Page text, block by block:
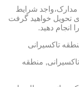
مدارک،واجد شرایط
تحویل خواهید گرفت
انجام دهید.
تاکسیرانی
منطقه